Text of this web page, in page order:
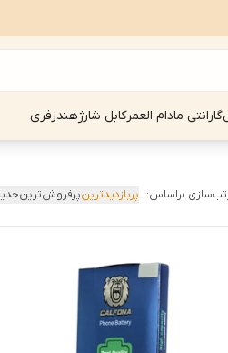
گارانتی مادام العمرکابل شارژهندزفری
براساس: پربازدیدترینپرفروش‌ترین